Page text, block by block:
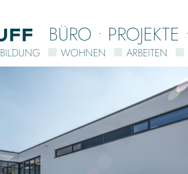
BILDUNG WOHNEN ARBEITEN
BÜRO PROJEKTE